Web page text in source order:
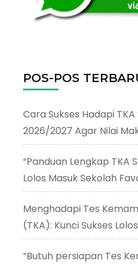
POS-POS
Cara Sukses Hadapi TKA
2026/2027 Agar Nilai
“Panduan Lengkap TKA
Lolos Masuk Sekolah
Menghadapi Tes
(TKA): Kunci Sukses
“Butuh persiapan Tes